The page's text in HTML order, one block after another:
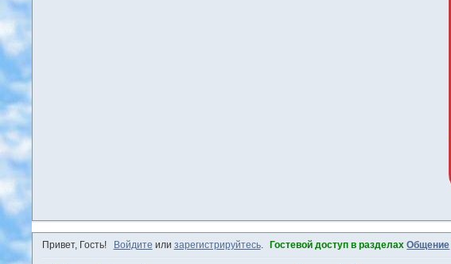
Привет, Гость! Войдите или зарегистрируйтесь. Гостевой доступ в разделахОбщение